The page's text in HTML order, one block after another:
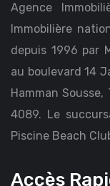
Agence
Immobilière
depuis 1996 par
au boulevard 14
Hamman
4089. Le
Piscine Beach
Accès